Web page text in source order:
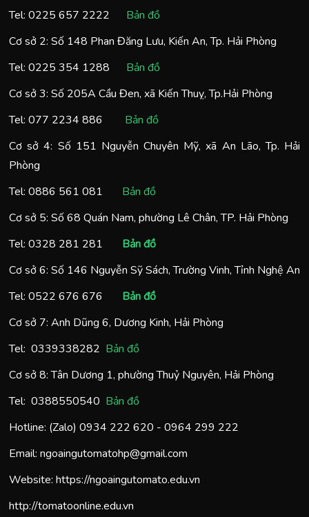
Tel: 0225 657 2222
Bản đồ
Cơ sở 2: Số 148 Phan Đăng Lưu, Kiến An, Tp. Hải Phòng
Tel: 0225 354 1288
Bản đồ
Cơ sở 3: Số 205A Cầu Đen, xã Kiến Thuỵ, Tp.Hải Phòng
Tel: 077 2234 886
Bản đồ
Cơ sở 4: Số 151 Nguyễn Chuyên Mỹ, xã An Lão, Tp. Hải
Phòng
Tel: 0886 561 081
Bản đồ
Cơ sở 5: Số 68 Quán Nam, phường Lê Chân, TP. Hải Phòng
Tel: 0328 281 281
Bản đồ
Cơ sở 6: Số 146 Nguyễn Sỹ Sách, Trường Vinh, Tỉnh Nghệ An
Tel: 0522 676 676
Bản đồ
Cơ sở 7: Anh Dũng 6, Dương Kinh, Hải Phòng
Tel: 0339338282 Bản đồ
Cơ sở 8: Tân Dương 1, phường Thuỷ Nguyên, Hải Phòng
Tel: 0388550540 Bản đồ
Hotline: (Zalo) 0934 222 620 - 0964 299 222
Email: ngoaingutomatohp@gmail.com
Website: https://ngoaingutomato.edu.vn
http://tomatoonline.edu.vn